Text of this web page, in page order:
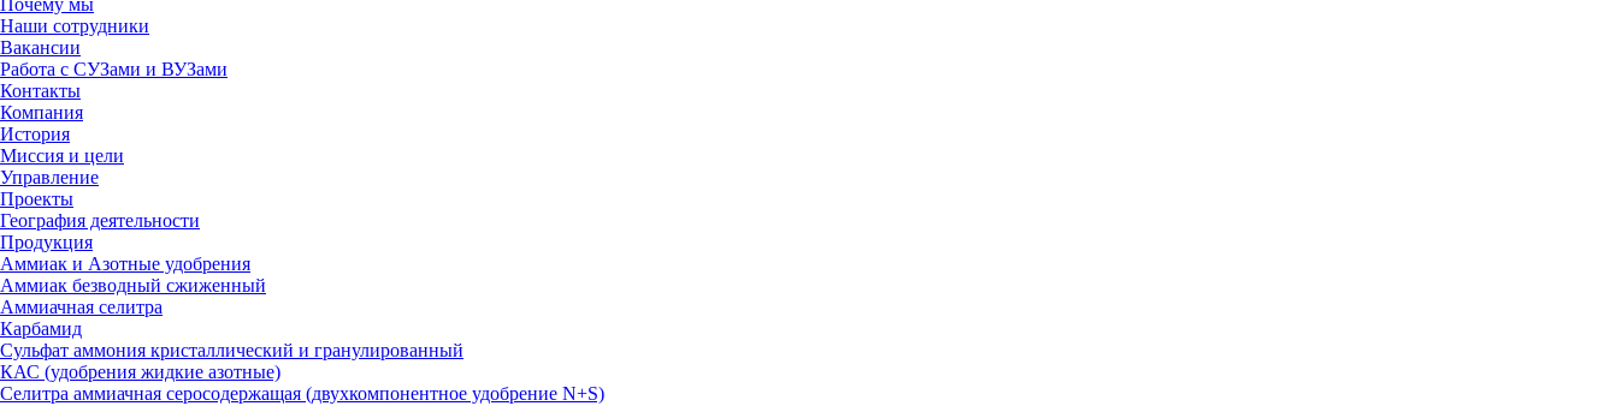
Почему мы
Наши сотрудники
Вакансии
Работа с СУЗами и ВУЗами
Контакты
Компания
История
Миссия и цели
Управление
Проекты
География деятельности
Продукция
Аммиак и Азотные удобрения
Аммиак безводный сжиженный
Аммиачная селитра
Карбамид
Сульфат аммония кристаллический и гранулированный
КАС (удобрения жидкие азотные)
Селитра аммиачная серосодержащая (двухкомпонентное удобрение N+S)